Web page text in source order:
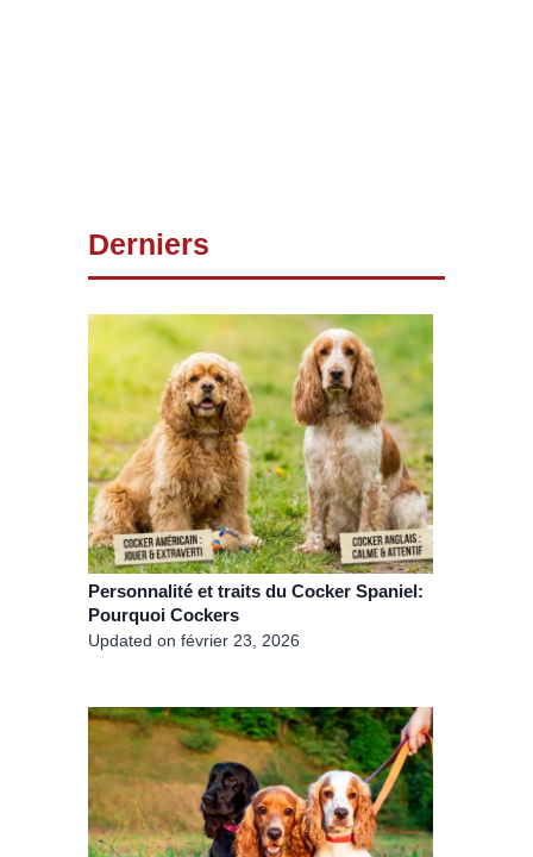
Derniers
Personnalité et traits du Cocker Spaniel:
Pourquoi Cockers
Updated on février 23, 2026